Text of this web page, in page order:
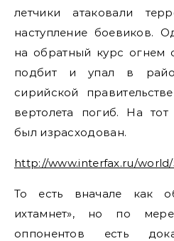
летчики атаковали
наступление боевиков.
на обратный курс огнем
подбит и упал в
сирийской
вертолета погиб. На
был израсходован.
http://www.interfax.ru/world/
То есть вначале как
ихтамнет», но по
оппонентов есть